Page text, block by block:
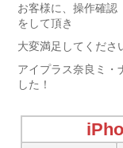
お客様に、操作確
をして頂き
大変満足してくださ
アイプラス奈良ミ・
した！